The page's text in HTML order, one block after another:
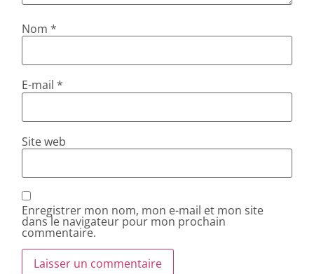
Nom*
E-mail*
Site web
Enregistrer mon nom, mon e-mail et mon site
dans le navigateur pour mon prochain
commentaire.